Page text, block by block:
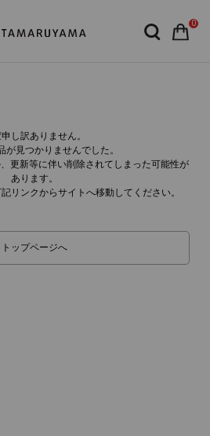
0
し訳ありません。
が見つかりませんでした。
更新等に伴い削除されてしまった可能性が
あります。
リンクからサイトへ移動してください。
トップページへ